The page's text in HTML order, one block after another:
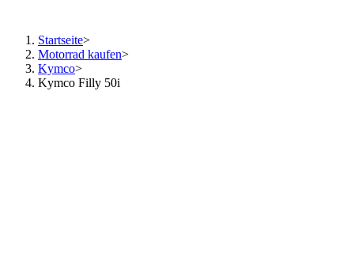
Startseite>
Motorrad kaufen>
Kymco>
Kymco Filly 50i